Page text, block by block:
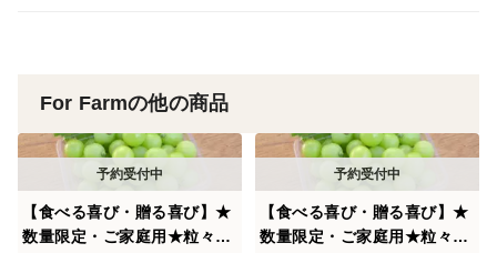
For Farmの他の商品
【食べる喜び・贈る喜び】★
数量限定・ご家庭用★粒々シ
【食べる喜び・贈る喜び】★
数量限定・ご家庭用★粒々食